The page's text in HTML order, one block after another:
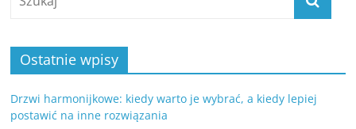
Ostatnie wpisy
Drzwi harmonijkowe: kiedy warto je wybrać, a kiedy lepiej
postawić na inne rozwiązania